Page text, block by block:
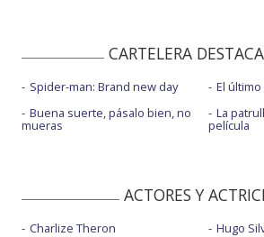
CARTELERA
Spider-man: Brand new day
Buena suerte, pásalo bien, no
mueras
El
La
película
ACTORES Y
Charlize Theron
Hugo